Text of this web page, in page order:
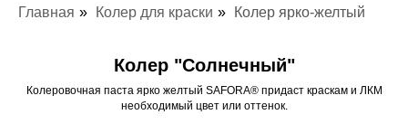
Главная » Колер для краски » Колер ярко-желтый
Колер "Солнечный"
Колеровочная паста ярко желтый SAFORA® придаст краскам и ЛКМ
необходимый цвет или оттенок.